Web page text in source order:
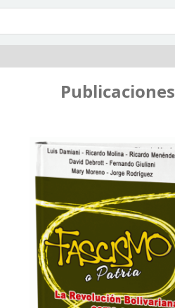
palabra clave
Publicaciones